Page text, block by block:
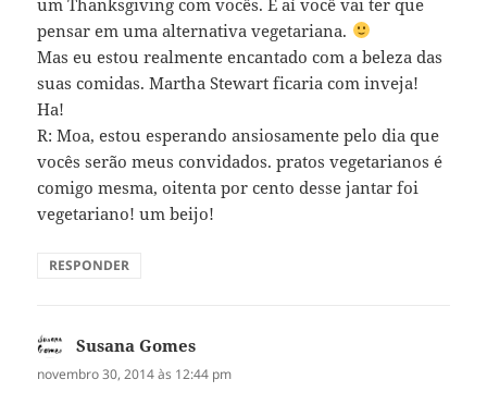
pensar em uma alternativa vegetariana.
Mas eu estou realmente encantado com a beleza das
suas comidas. Martha Stewart ficaria com inveja!
Ha!
R: Moa, estou esperando ansiosamente pelo dia que
vocês serão meus convidados. pratos vegetarianos é
comigo mesma, oitenta por cento desse jantar foi
vegetariano! um beijo!
RESPONDER
Susana Gomes
novembro 30, 2014 às 12:44 pm